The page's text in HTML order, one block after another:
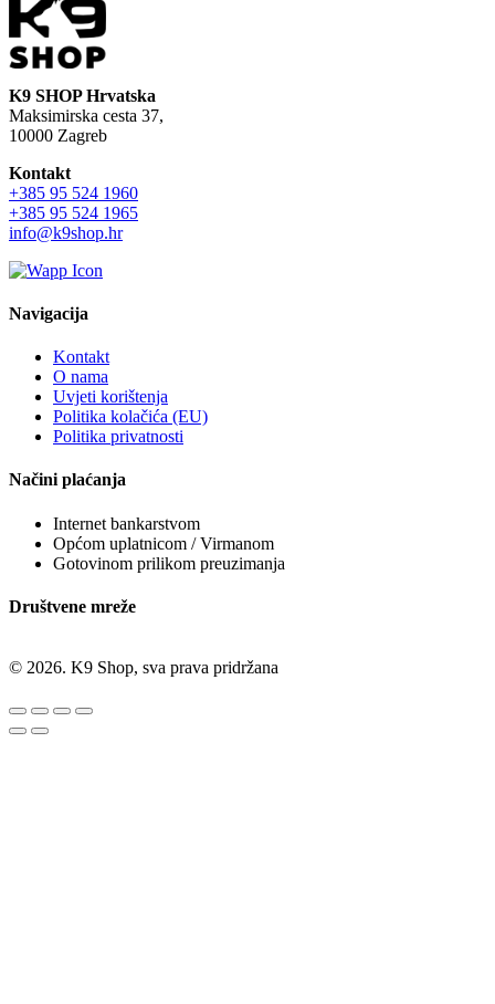
K9 SHOP Hrvatska
Maksimirska cesta 37,
10000 Zagreb
Kontakt
+385 95 524 1960
+385 95 524 1965
info@k9shop.hr
Navigacija
Kontakt
O nama
Uvjeti korištenja
Politika kolačića (EU)
Politika privatnosti
Načini plaćanja
Internet bankarstvom
Općom uplatnicom / Virmanom
Gotovinom prilikom preuzimanja
Društvene mreže
© 2026. K9 Shop, sva prava pridržana